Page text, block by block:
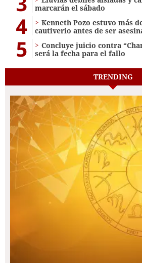
marcarán el sábado
4
Kenneth Pozo estuvo más
cautiverio antes de ser
5
Concluye juicio contra
será la fecha para el fallo
TRENDING